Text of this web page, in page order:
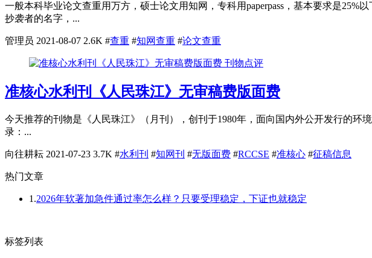
一般本科毕业论文查重用万方，硕士论文用知网，专科用paperpass，基本要求是
抄袭者的名字，...
管理员 2021-08-07 2.6K #查重 #知网查重 #论文查重
刊物点评
准核心水利刊《人民珠江》无审稿费版面费
今天推荐的刊物是《人民珠江》（月刊），创刊于1980年，面向国内外公开发行的环
录：...
向往耕耘 2021-07-23 3.7K #水利刊 #知网刊 #无版面费 #RCCSE #准核心 #征稿信息
热门文章
1.2026年软著加急件通过率怎么样？只要受理稳定，下证也就稳定
标签列表